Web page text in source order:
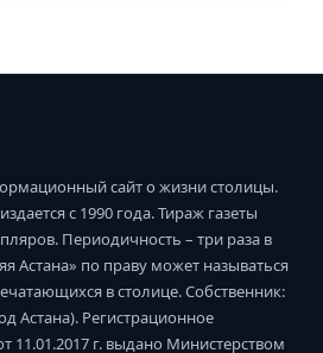
сайт о жизни столицы.
с 1990 года. Тираж газеты
Периодичность – три раза в
Астана» по праву может называться
в столице. Собственник:
Астана). Регистрационное
11.01.2017 г. выдано Министерством